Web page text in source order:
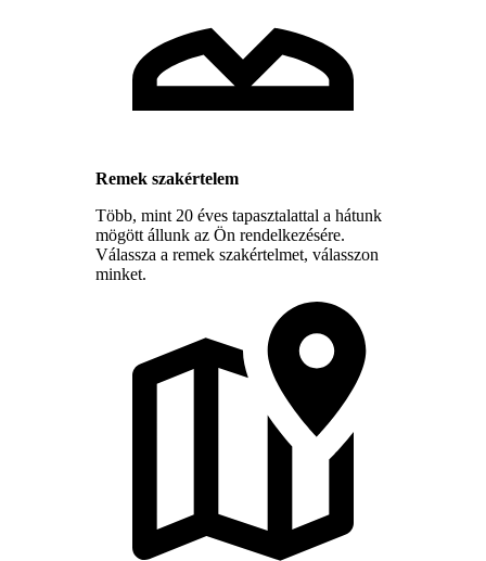
Remek szakértelem
Több, mint 20 éves tapasztalattal a hátunk
mögött állunk az Ön rendelkezésére.
Válassza a remek szakértelmet, válasszon
minket.